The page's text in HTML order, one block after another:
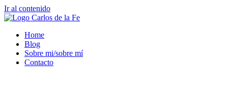
Ir al contenido
Home
Blog
Sobre mi/sobre mí
Contacto